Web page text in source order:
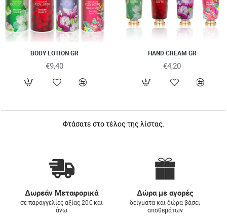
BODY LOTION GR
€9,40
HAND CREAM GR
€4,20
Φτάσατε στο τέλος της λίστας.
Δωρεάν Μεταφορικά
σε παραγγελίες αξίας 20€ και
άνω
Δώρα με αγορές
δείγματα και δώρα βάσει
αποθεμάτων